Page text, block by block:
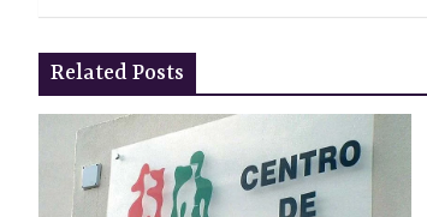
Related Posts